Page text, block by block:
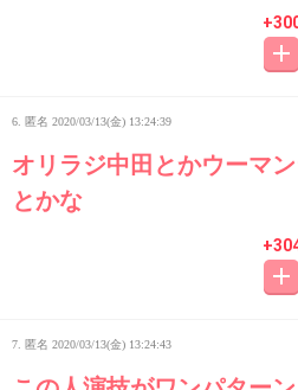
6. 匿名 2020/03/13(金) 13:24:39
オリラジ中田とかウーマ
とかな
7. 匿名 2020/03/13(金) 13:24:43